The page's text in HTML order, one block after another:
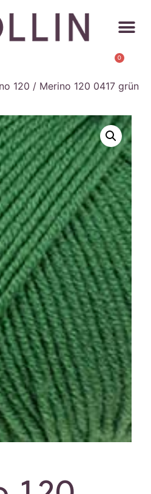
0
120 / Merino 120 0417 grün